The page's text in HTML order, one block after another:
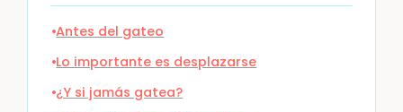
Antes del gateo
Lo importante es desplazarse
¿Y si jamás gatea?